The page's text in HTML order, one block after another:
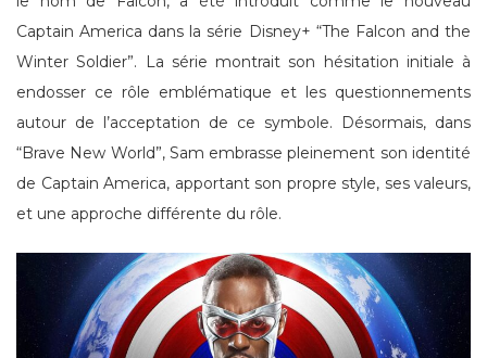
Captain America dans la série Disney+ “The Falcon and the
Winter Soldier”. La série montrait son hésitation initiale à
endosser ce rôle emblématique et les questionnements
autour de l’acceptation de ce symbole. Désormais, dans
“Brave New World”, Sam embrasse pleinement son identité
de Captain America, apportant son propre style, ses valeurs,
et une approche différente du rôle.